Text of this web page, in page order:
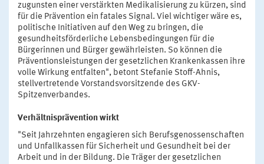
zugunsten einer verstärkten Medikalisierung zu kürzen, sind
für die Prävention ein fatales Signal. Viel wichtiger wäre es,
politische Initiativen auf den Weg zu bringen, die
gesundheitsförderliche Lebensbedingungen für die
Bürgerinnen und Bürger gewährleisten. So können die
Präventionsleistungen der gesetzlichen Krankenkassen ihre
volle Wirkung entfalten", betont Stefanie Stoff-Ahnis,
stellvertretende Vorstandsvorsitzende des GKV-
Spitzenverbandes.
Verhältnisprävention wirkt
"Seit Jahrzehnten engagieren sich Berufsgenossenschaften
und Unfallkassen für Sicherheit und Gesundheit bei der
Arbeit und in der Bildung. Die Träger der gesetzlichen